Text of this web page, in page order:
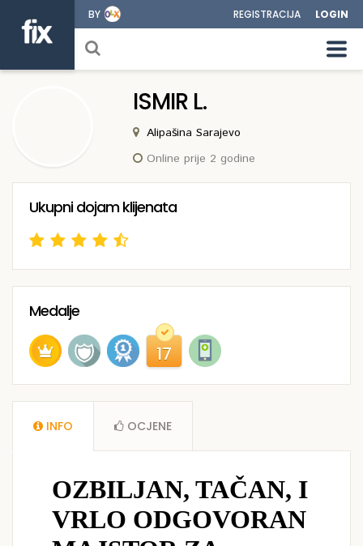
BY REGISTRACIJA LOGIN
ISMIR L.
Alipašina Sarajevo
Online prije 2 godine
Ukupni dojam klijenata
Medalje
17
INFO OCJENE